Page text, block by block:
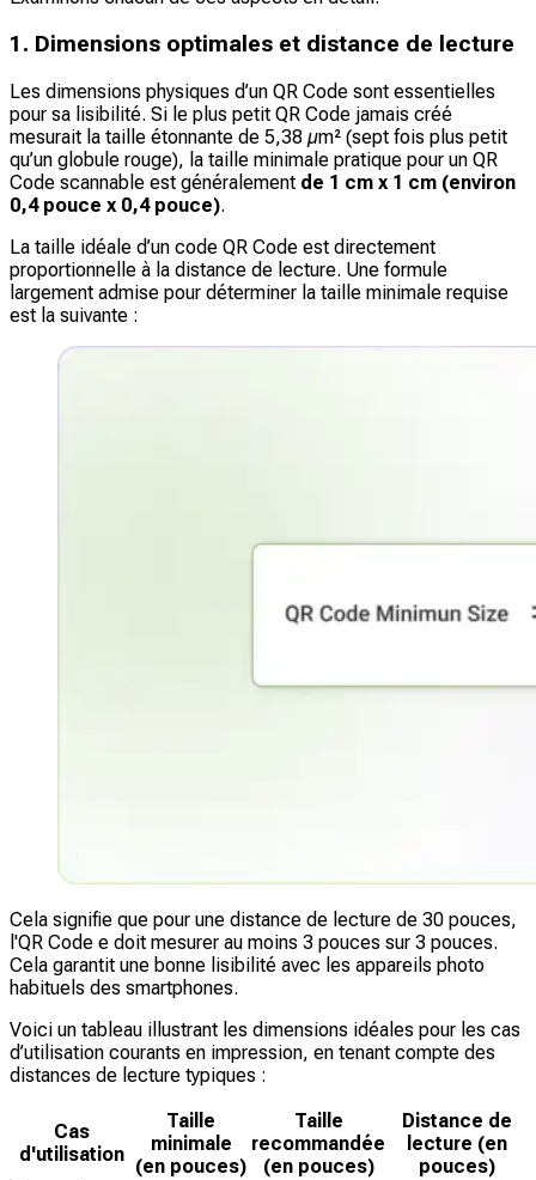
1. Dimensions optimales et distance de lecture
Les dimensions physiques d’un QR Code sont essentielles
pour sa lisibilité. Si le plus petit QR Code jamais créé
mesurait la taille étonnante de 5,38 µm² (sept fois plus petit
qu’un globule rouge), la taille minimale pratique pour un QR
Code scannable est généralement de 1 cm x 1 cm (environ
0,4 pouce x 0,4 pouce).
La taille idéale d’un code QR Code est directement
proportionnelle à la distance de lecture. Une formule
largement admise pour déterminer la taille minimale requise
est la suivante :
Cela signifie que pour une distance de lecture de 30 pouces,
l'QR Code e doit mesurer au moins 3 pouces sur 3 pouces.
Cela garantit une bonne lisibilité avec les appareils photo
habituels des smartphones.
Voici un tableau illustrant les dimensions idéales pour les cas
d’utilisation courants en impression, en tenant compte des
distances de lecture typiques :
Cas
d'utilisation
Taille
minimale
(en pouces)
Taille
recommandée
(en pouces)
Distance de
lecture (en
pouces)